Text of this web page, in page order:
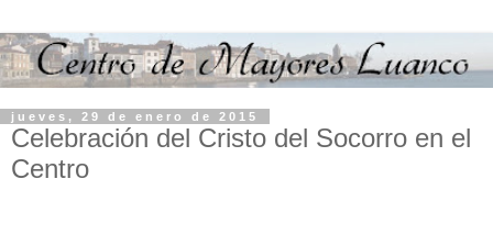
jueves, 29 de enero de 2015
Celebración del Cristo del Socorro en el
Centro